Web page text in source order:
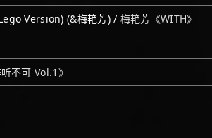
Version) (&梅艳芳) / 梅艳芳《WITH》
听不可 Vol.1》